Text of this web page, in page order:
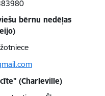
bērnu nedēļas
(Charleville)